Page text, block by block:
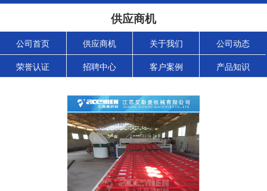
供应商机
公司首页 供应商机 关于我们 公司动态
荣誉认证 招聘中心 客户案例 产品知识